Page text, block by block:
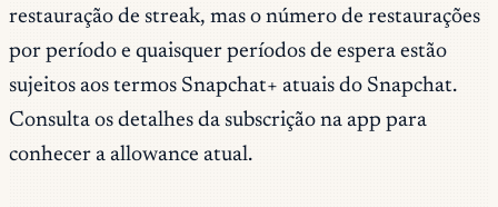
restauração de streak, mas o número de restaurações
por período e quaisquer períodos de espera estão
sujeitos aos termos Snapchat+ atuais do Snapchat.
Consulta os detalhes da subscrição na app para
conhecer a allowance atual.